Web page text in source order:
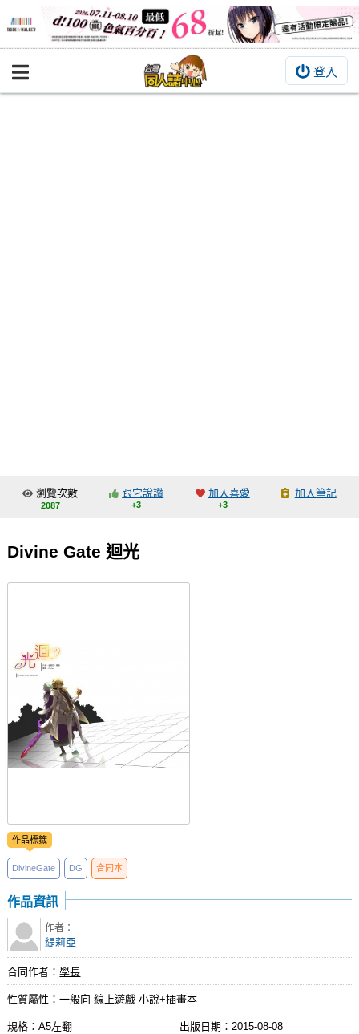
登入
BOOKY書集倉庫
交流中心
會員功能選單
瀏覽次數
2087
跟它說讚
+3
加入喜愛
+3
加入筆記
Divine Gate 迴光
作品標籤
DivineGate DG 合同本
作品資訊
作者：
緹莉亞
合同作者：學長
性質屬性：一般向 線上遊戲 小說+插畫本
規格：A5左翻 出版日期： 2015-08-08